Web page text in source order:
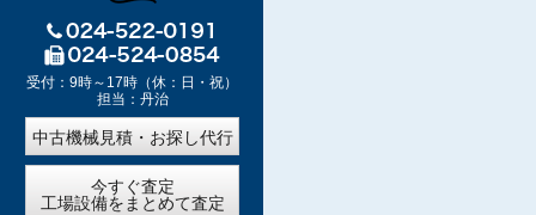
受付：9時～17時（休：日・祝）
担当：丹治
中古機械見積・お探し代行
今すぐ査定
工場設備をまとめて査定